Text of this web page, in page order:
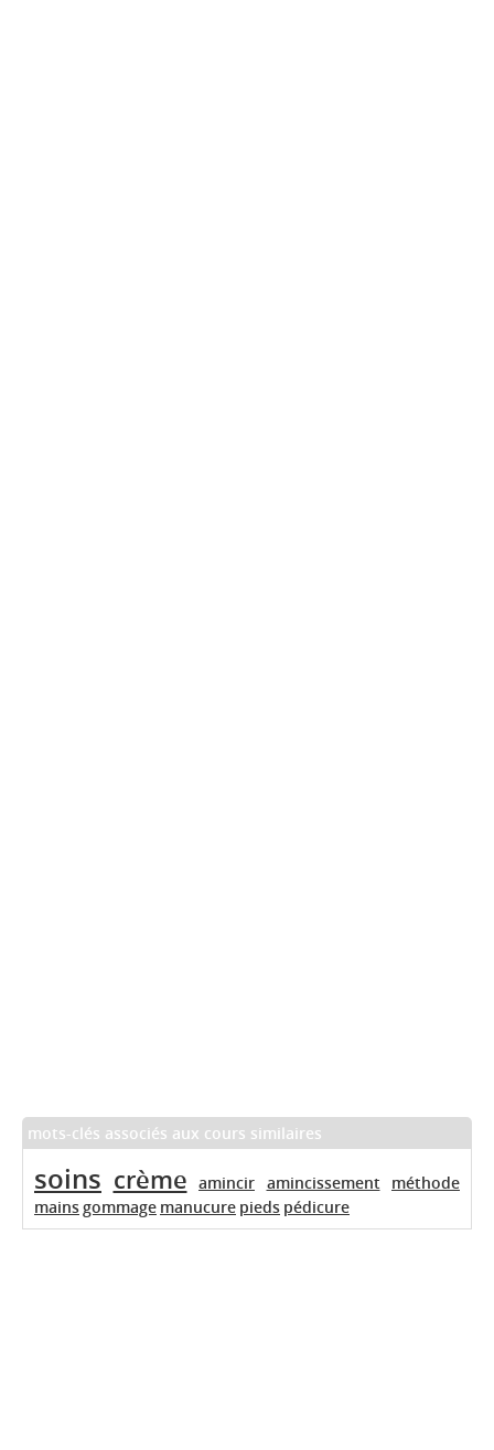
mots-clés associés aux cours similaires
soins crème amincir amincissement
méthode
mainsgommage manucure pieds pédicure